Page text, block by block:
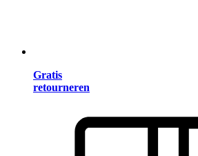
Gratis
retourneren